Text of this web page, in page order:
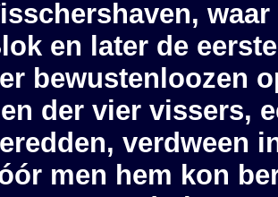
en later de
bewustenloozen
der vier vissers,
verdween
men hem kon